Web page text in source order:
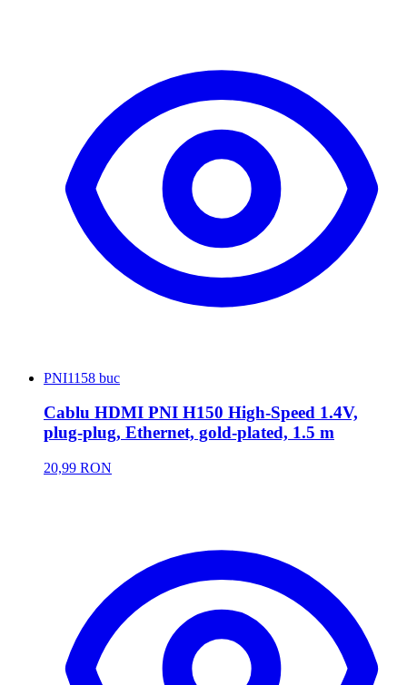
PNI1158 buc
Cablu HDMI PNI H150 High-Speed 1.4V,
plug-plug, Ethernet, gold-plated, 1.5 m
20,99 RON